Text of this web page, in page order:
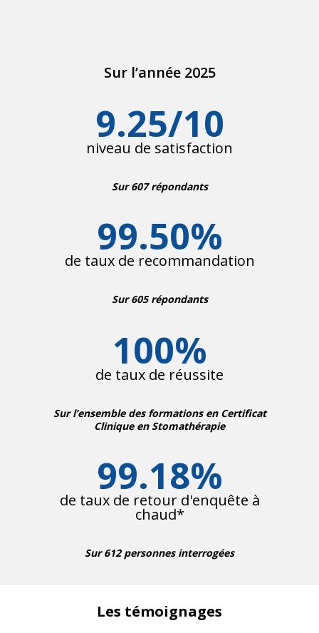
Sur l’année 2025
9.25/10
niveau de satisfaction
Sur 607 répondants
99.50%
de taux de recommandation
Sur 605 répondants
100%
de taux de réussite
Sur l’ensemble des formations en Certificat
Clinique en Stomathérapie
99.18%
de taux de retour d'enquête à
chaud*
Sur612personnes interrogées
Les témoignages